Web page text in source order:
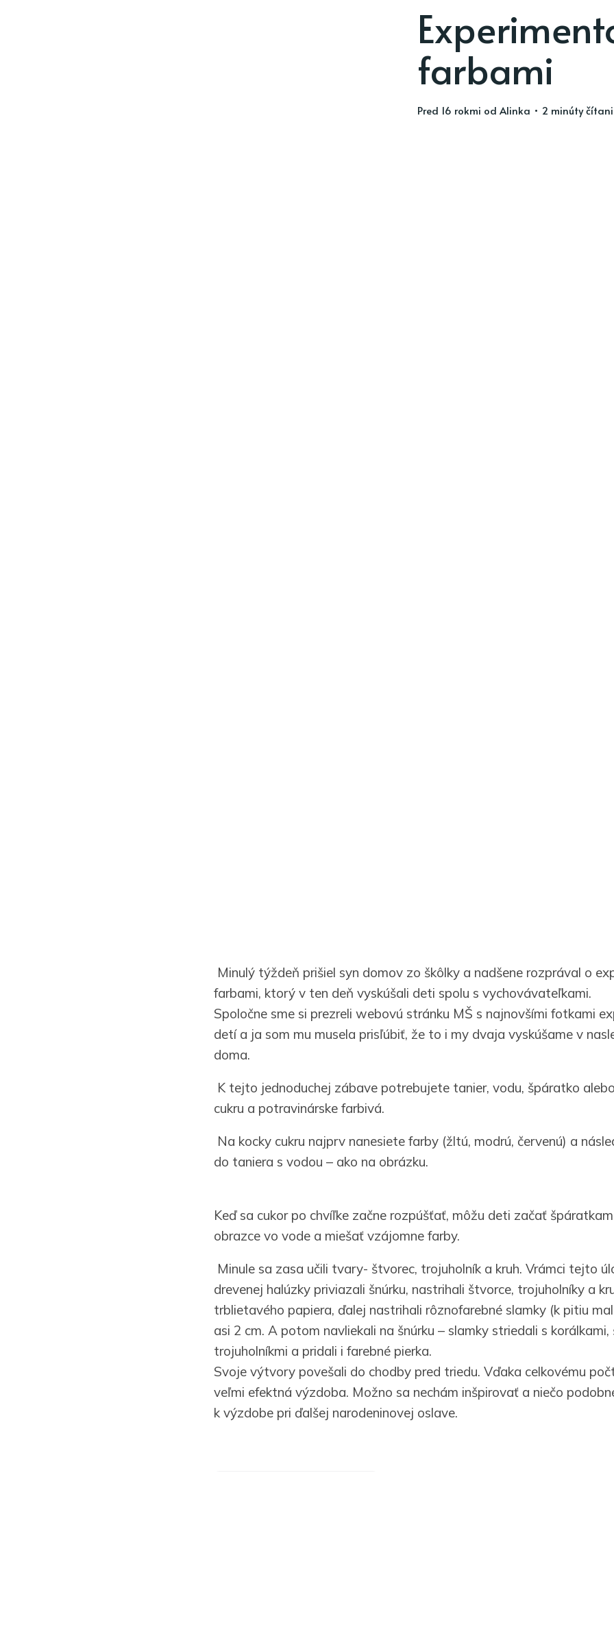
farbami
pred 16 rokmi od Alinka • 2 minúty
Minulý týždeň prišiel syn domov zo škôlky a nadšene rozprával o
farbami, ktorý v ten deň vyskúšali deti spolu s vychovávateľkami.
Spoločne sme si prezreli webovú stránku MŠ s najnovšími fotkami
detí a ja som mu musela prisľúbiť, že to i my dvaja vyskúšame v
doma.
K tejto jednoduchej zábave potrebujete tanier, vodu, špáratko
cukru a potravinárske farbivá.
Na kocky cukru najprv nanesiete farby (žltú, modrú, červenú) a
do taniera s vodou – ako na obrázku.
Keď sa cukor po chvíľke začne rozpúšťať, môžu deti začať
obrazce vo vode a miešať vzájomne farby.
Minule sa zasa učili tvary- štvorec, trojuholník a kruh. Vrámci tejto
drevenej halúzky priviazali šnúrku, nastrihali štvorce, trojuholníky a
trblietavého papiera, ďalej nastrihali rôznofarebné slamky (k pitiu
asi 2 cm. A potom navliekali na šnúrku – slamky striedali s
trojuholníkmi a pridali i farebné pierka.
Svoje výtvory povešali do chodby pred triedu. Vďaka celkovému
veľmi efektná výzdoba. Možno sa nechám inšpirovať a niečo
k výzdobe pri ďalšej narodeninovej oslave.